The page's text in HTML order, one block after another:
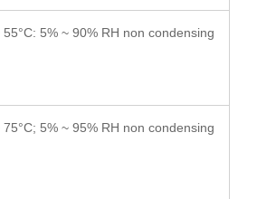
55°C: 5% ~ 90% RH non condensing
75°C; 5% ~ 95% RH non condensing